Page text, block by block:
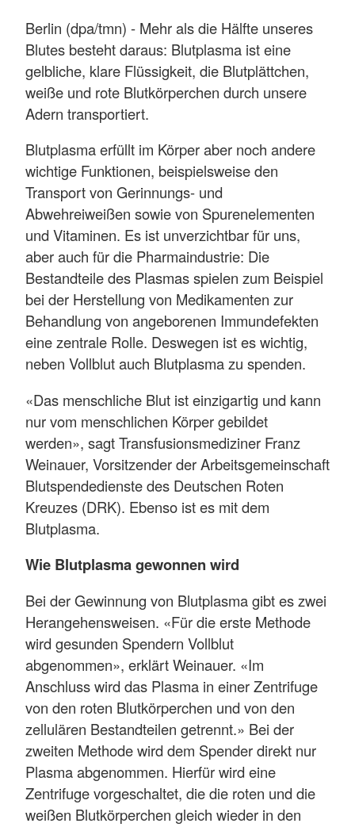
Berlin (dpa/tmn) - Mehr als die Hälfte unseres
Blutes besteht daraus: Blutplasma ist eine
gelbliche, klare Flüssigkeit, die Blutplättchen,
weiße und rote Blutkörperchen durch unsere
Adern transportiert.
Blutplasma erfüllt im Körper aber noch andere
wichtige Funktionen, beispielsweise den
Transport von Gerinnungs- und
Abwehreiweißen sowie von Spurenelementen
und Vitaminen. Es ist unverzichtbar für uns,
aber auch für die Pharmaindustrie: Die
Bestandteile des Plasmas spielen zum Beispiel
bei der Herstellung von Medikamenten zur
Behandlung von angeborenen Immundefekten
eine zentrale Rolle. Deswegen ist es wichtig,
neben Vollblut auch Blutplasma zu spenden.
«Das menschliche Blut ist einzigartig und kann
nur vom menschlichen Körper gebildet
werden», sagt Transfusionsmediziner Franz
Weinauer, Vorsitzender der Arbeitsgemeinschaft
Blutspendedienste des Deutschen Roten
Kreuzes (DRK). Ebenso ist es mit dem
Blutplasma.
Wie Blutplasma gewonnen wird
Bei der Gewinnung von Blutplasma gibt es zwei
Herangehensweisen. «Für die erste Methode
wird gesunden Spendern Vollblut
abgenommen», erklärt Weinauer. «Im
Anschluss wird das Plasma in einer Zentrifuge
von den roten Blutkörperchen und von den
zellulären Bestandteilen getrennt.» Bei der
zweiten Methode wird dem Spender direkt nur
Plasma abgenommen. Hierfür wird eine
Zentrifuge vorgeschaltet, die die roten und die
weißen Blutkörperchen gleich wieder in den